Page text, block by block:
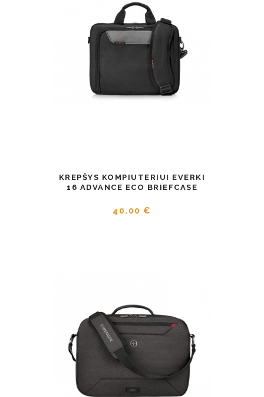
KREPŠYS KOMPIUTERIUI EVERKI
16 ADVANCE ECO BRIEFCASE
40.00 €